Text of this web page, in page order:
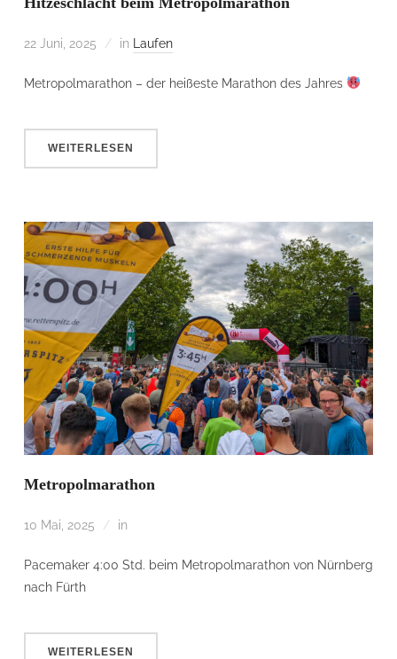
22 Juni, 2025 in Laufen
Metropolmarathon – der heißeste Marathon des Jahres
WEITERLESEN
Metropolmarathon
10 Mai, 2025 in
Pacemaker 4:00 Std. beim Metropolmarathon von Nürnberg
nach Fürth
WEITERLESEN